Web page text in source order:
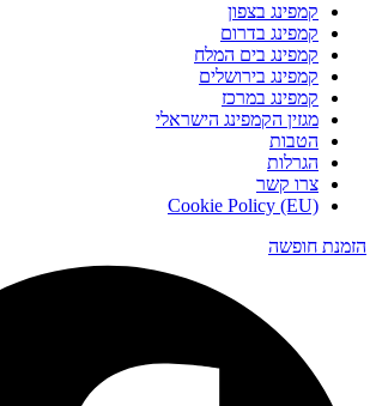
קמפינג בצפון
קמפינג בדרום
קמפינג בים המלח
קמפינג בירושלים
קמפינג במרכז
מגזין הקמפינג הישראלי
הטבות
הגרלות
צרו קשר
Cookie Policy (EU)
הזמנת חופשה